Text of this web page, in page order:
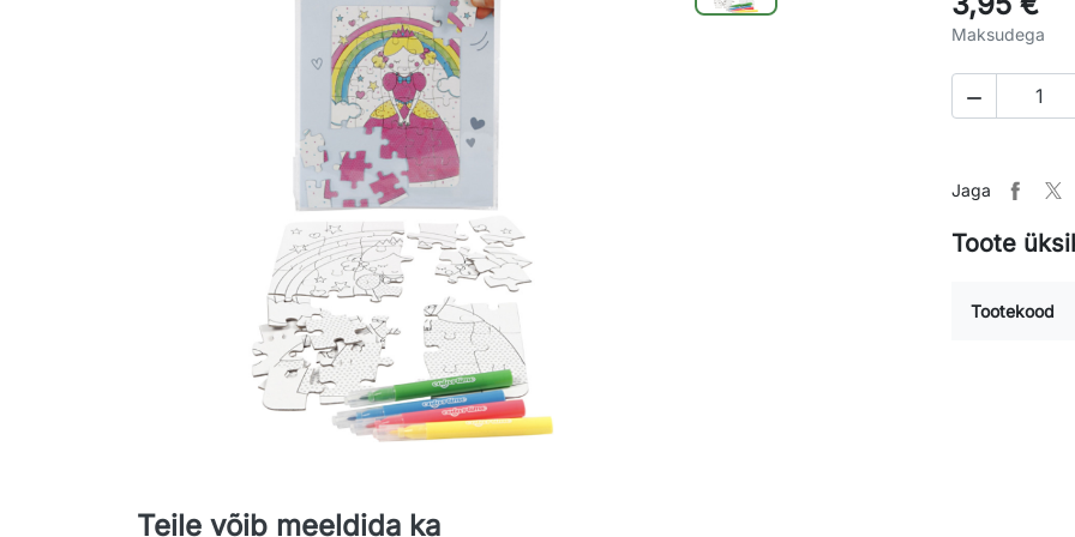
Maksudega

Jaga
Toote
Tootekood
Teile võib meeldida ka